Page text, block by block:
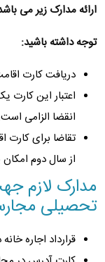
ارائه مدارک زیر می
توجه داشته باشید:
دریافت کارت
اعتبار این کارت
انقضا الزامی
تقاضا برای
از سال دوم
مدارک لازم
تحصیلی
قرارداد اجاره